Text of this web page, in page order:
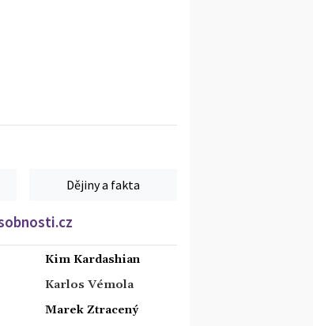
Dějiny a fakta
Kim Kardashian
Karlos Vémola
Marek Ztracený